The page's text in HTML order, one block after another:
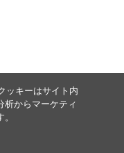
ッキーはサイト内
析からマーケティ